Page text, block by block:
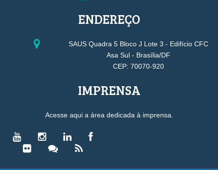
ENDEREÇO
SAUS Quadra 5 Bloco J Lote 3 - Edifício CFC
Asa Sul - Brasília/DF
CEP: 70070-920
IMPRENSA
Acesse aqui a área dedicada à imprensa.